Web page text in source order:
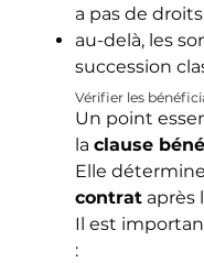
a pas de
au-delà, les
succession
Vérifier les
Un point
laclause
Elle
contrat après
Il est
: